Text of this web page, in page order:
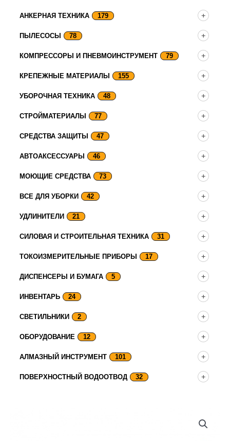
АНКЕРНАЯ ТЕХНИКА 179
ПЫЛЕСОСЫ 78
КОМПРЕССОРЫ И ПНЕВМОИНСТРУМЕНТ 79
КРЕПЕЖНЫЕ МАТЕРИАЛЫ 155
УБОРОЧНАЯ ТЕХНИКА 48
СТРОЙМАТЕРИАЛЫ 77
СРЕДСТВА ЗАЩИТЫ 47
АВТОАКСЕССУАРЫ 46
МОЮЩИЕ СРЕДСТВА 73
ВСЕ ДЛЯ УБОРКИ 42
УДЛИНИТЕЛИ 21
СИЛОВАЯ И СТРОИТЕЛЬНАЯ ТЕХНИКА 31
ТОКОИЗМЕРИТЕЛЬНЫЕ ПРИБОРЫ 17
ДИСПЕНСЕРЫ И БУМАГА 5
ИНВЕНТАРЬ 24
СВЕТИЛЬНИКИ 2
ОБОРУДОВАНИЕ 12
АЛМАЗНЫЙ ИНСТРУМЕНТ 101
ПОВЕРХНОСТНЫЙ ВОДООТВОД 32